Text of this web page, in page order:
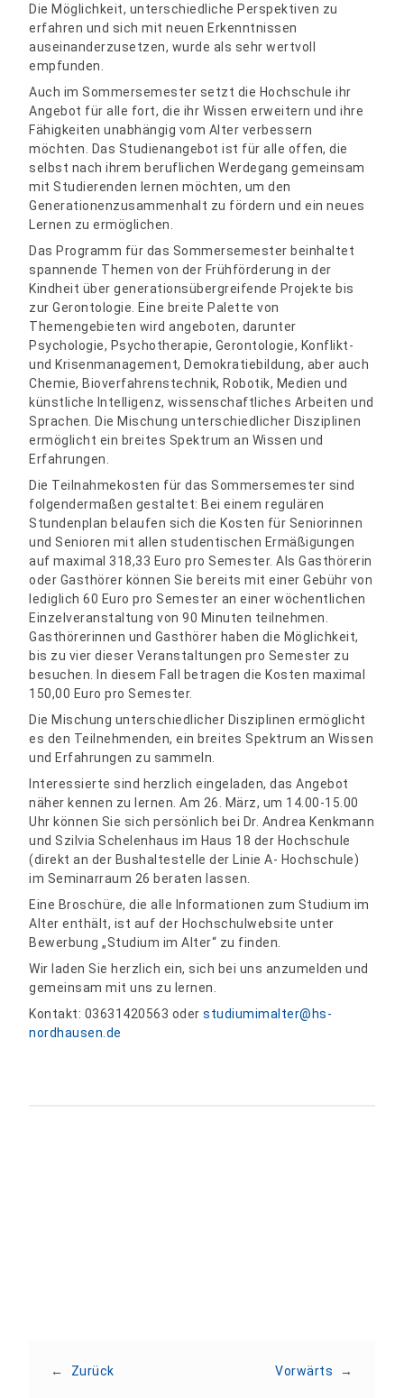
Die Möglichkeit, unterschiedliche Perspektiven zu
erfahren und sich mit neuen Erkenntnissen
auseinanderzusetzen, wurde als sehr wertvoll
empfunden.
Auch im Sommersemester setzt die Hochschule ihr
Angebot für alle fort, die ihr Wissen erweitern und ihre
Fähigkeiten unabhängig vom Alter verbessern
möchten. Das Studienangebot ist für alle offen, die
selbst nach ihrem beruflichen Werdegang gemeinsam
mit Studierenden lernen möchten, um den
Generationenzusammenhalt zu fördern und ein neues
Lernen zu ermöglichen.
Das Programm für das Sommersemester beinhaltet
spannende Themen von der Frühförderung in der
Kindheit über generationsübergreifende Projekte bis
zur Gerontologie. Eine breite Palette von
Themengebieten wird angeboten, darunter
Psychologie, Psychotherapie, Gerontologie, Konflikt-
und Krisenmanagement, Demokratiebildung, aber auch
Chemie, Bioverfahrenstechnik, Robotik, Medien und
künstliche Intelligenz, wissenschaftliches Arbeiten und
Sprachen. Die Mischung unterschiedlicher Disziplinen
ermöglicht ein breites Spektrum an Wissen und
Erfahrungen.
Die Teilnahmekosten für das Sommersemester sind
folgendermaßen gestaltet: Bei einem regulären
Stundenplan belaufen sich die Kosten für Seniorinnen
und Senioren mit allen studentischen Ermäßigungen
auf maximal 318,33 Euro pro Semester. Als Gasthörerin
oder Gasthörer können Sie bereits mit einer Gebühr von
lediglich 60 Euro pro Semester an einer wöchentlichen
Einzelveranstaltung von 90 Minuten teilnehmen.
Gasthörerinnen und Gasthörer haben die Möglichkeit,
bis zu vier dieser Veranstaltungen pro Semester zu
besuchen. In diesem Fall betragen die Kosten maximal
150,00 Euro pro Semester.
Die Mischung unterschiedlicher Disziplinen ermöglicht
es den Teilnehmenden, ein breites Spektrum an Wissen
und Erfahrungen zu sammeln.
Interessierte sind herzlich eingeladen, das Angebot
näher kennen zu lernen. Am 26. März, um 14.00-15.00
Uhr können Sie sich persönlich bei Dr. Andrea Kenkmann
und Szilvia Schelenhaus im Haus 18 der Hochschule
(direkt an der Bushaltestelle der Linie A- Hochschule)
im Seminarraum 26 beraten lassen.
Eine Broschüre, die alle Informationen zum Studium im
Alter enthält, ist auf der Hochschulwebsite unter
Bewerbung „Studium im Alter“ zu finden.
Wir laden Sie herzlich ein, sich bei uns anzumelden und
gemeinsam mit uns zu lernen.
Kontakt: 03631420563 oderstudiumimalter@hs-
nordhausen.de
← Zurück Vorwärts →